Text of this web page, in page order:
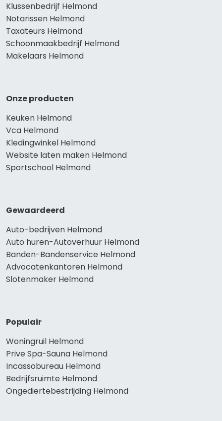
Klussenbedrijf Helmond
Notarissen Helmond
Taxateurs Helmond
Schoonmaakbedrijf Helmond
Makelaars Helmond
Onze producten
Keuken Helmond
Vca Helmond
Kledingwinkel Helmond
Website laten maken Helmond
Sportschool Helmond
Gewaardeerd
Auto-bedrijven Helmond
Auto huren-Autoverhuur Helmond
Banden-Bandenservice Helmond
Advocatenkantoren Helmond
Slotenmaker Helmond
Populair
Woningruil Helmond
Prive Spa-Sauna Helmond
Incassobureau Helmond
Bedrijfsruimte Helmond
Ongediertebestrijding Helmond